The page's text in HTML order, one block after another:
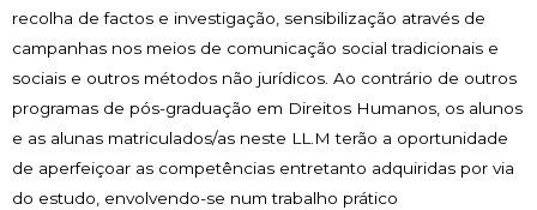
recolha de factos e investigação, sensibilização através de
campanhas nos meios de comunicação social tradicionais e
sociais e outros métodos não jurídicos. Ao contrário de outros
programas de pós-graduação em Direitos Humanos, os alunos
e as alunas matriculados/as neste LL.M terão a oportunidade
de aperfeiçoar as competências entretanto adquiridas por via
do estudo, envolvendo-se num trabalho prático